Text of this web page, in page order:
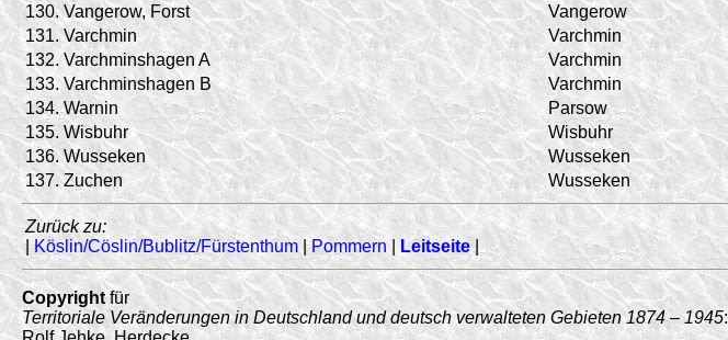
130. Vangerow, Forst Vangerow
131. Varchmin Varchmin
132. Varchminshagen A Varchmin
133. Varchminshagen B Varchmin
134. Warnin Parsow
135. Wisbuhr Wisbuhr
136. Wusseken Wusseken
137. Zuchen Wusseken
Zurück zu:
|Köslin/Cöslin/Bublitz/Fürstenthum|Pommern| Leitseite|
Copyrightfür
Territoriale Veränderungen in Deutschland und deutsch verwalteten Gebieten 1874 – 1945: